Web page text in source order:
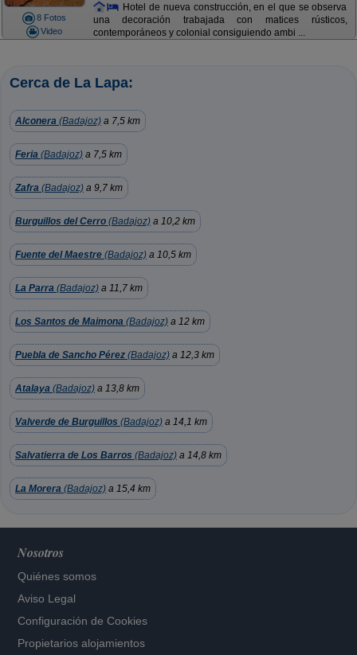
8 Fotos
Video
Hotel de nueva construcción, en el que se observa
una decoración trabajada con matices rústicos,
contemporáneos y colonial consiguiendo ambi ...
Cerca de La Lapa:
Alconera (Badajoz) a 7,5 km
Feria (Badajoz) a 7,5 km
Zafra (Badajoz) a 9,7 km
Burguillos del Cerro (Badajoz) a 10,2 km
Fuente del Maestre (Badajoz) a 10,5 km
La Parra (Badajoz) a 11,7 km
Los Santos de Maimona (Badajoz) a 12 km
Puebla de Sancho Pérez (Badajoz) a 12,3 km
Atalaya (Badajoz) a 13,8 km
Valverde de Burguillos (Badajoz) a 14,1 km
Salvatierra de Los Barros (Badajoz) a 14,8 km
La Morera (Badajoz) a 15,4 km
Nosotros
Quiénes somos
Aviso Legal
Configuración de Cookies
Propietarios alojamientos